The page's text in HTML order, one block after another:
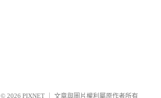
© 2026 PIXNET 文章與圖片權利屬原作者所有